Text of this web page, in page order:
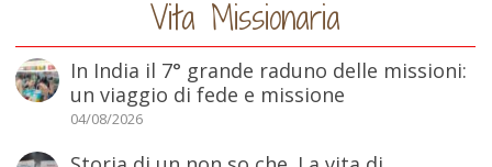
Vita Missionaria
In India il 7° grande raduno delle missioni:
un viaggio di fede e missione
04/08/2026